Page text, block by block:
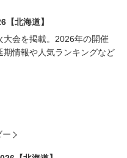
【北海道】
大会を掲載。2026年の開催
期情報や人気ランキングなど
ー